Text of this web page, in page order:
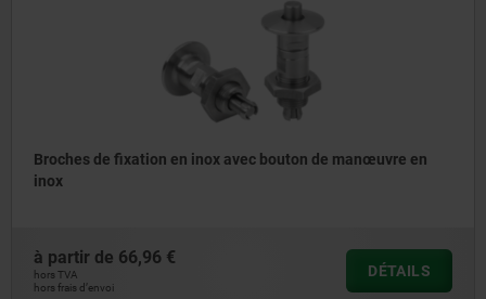
Broches de fixation en inox avec bouton de manœuvre en
inox
à partir de 66,96 €
hors TVA
hors frais d’envoi
DÉTAILS